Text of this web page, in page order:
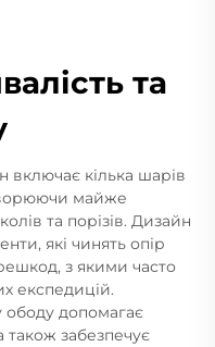
та
кілька шарів
майже
та порізів. Дизайн
які чинять опір
з якими часто
експедицій.
ободу допомагає
також забезпечує